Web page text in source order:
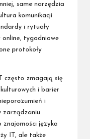
same narzędzia
komunikacji
i rytuały
online, tygodniowe
protokoły
często zmagają się
i barier
i
zarządzaniu
języka
IT, ale także